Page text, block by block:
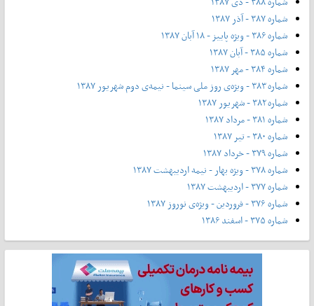
شماره ۳۸۷ - آذر ۱۳۸۷
شماره ۳۸۶ - ویژه پاییز - ۱۸ آبان ۱۳۸۷
شماره ۳۸۵ - آبان ۱۳۸۷
شماره ۳۸۴ - مهر ۱۳۸۷
شماره ۳۸۳ - ویژه‌ی روز ملی سینما - نیمه‌ی دوم شهریور ۱۳۸۷
شماره ۳۸۲ - شهریور ۱۳۸۷
شماره ۳۸۱ - مرداد ۱۳۸۷
شماره ۳۸۰ - تیر ۱۳۸۷
شماره ۳۷۹ - خرداد ۱۳۸۷
شماره ۳۷۸ - ویژه بهار - نیمه‌ اردیبهشت ۱۳۸۷
شماره ۳۷۷ - اردیبهشت ۱۳۸۷
شماره ۳۷۶ - فروردین - ویژه‌ی نوروز ۱۳۸۷
شماره ۳۷۵ - اسفند ۱۳۸۶